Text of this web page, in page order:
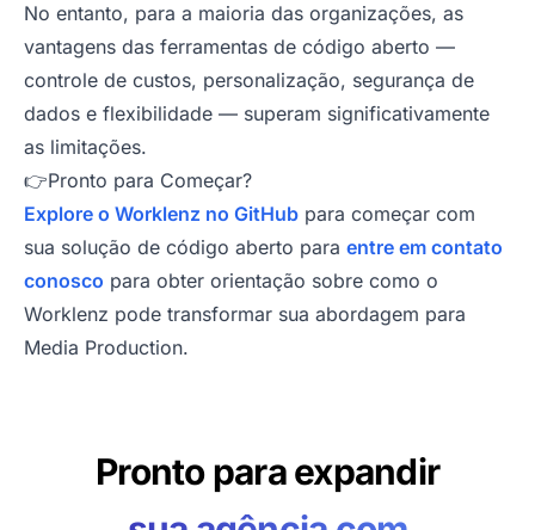
No entanto, para a maioria das organizações, as
vantagens das ferramentas de código aberto —
controle de custos, personalização, segurança de
dados e flexibilidade — superam significativamente
as limitações.
👉Pronto para Começar?
Explore o Worklenz no GitHub para começar com
sua solução de código aberto para entre em contato
conosco para obter orientação sobre como o
Worklenz pode transformar sua abordagem para
Media Production.
Pronto para expandir